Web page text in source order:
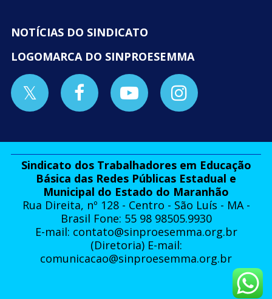
NOTÍCIAS DO SINDICATO
LOGOMARCA DO SINPROESEMMA
Sindicato dos Trabalhadores em Educação
Básica das Redes Públicas Estadual e
Municipal do Estado do Maranhão
Rua Direita, nº 128 - Centro - São Luís - MA -
Brasil Fone: 55 98 98505.9930
E-mail: contato@sinproesemma.org.br
(Diretoria) E-mail:
comunicacao@sinproesemma.org.br